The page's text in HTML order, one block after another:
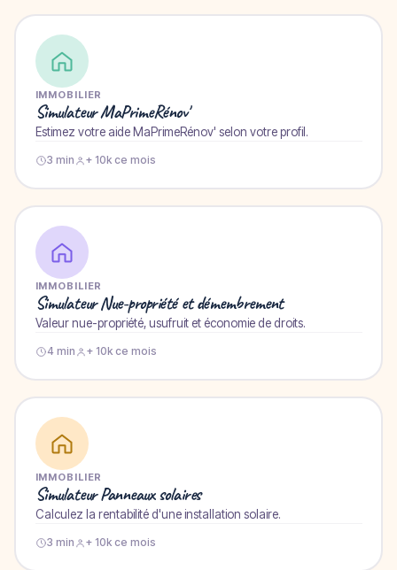
IMMOBILIER
Simulateur MaPrimeRénov'
Estimez votre aide MaPrimeRénov' selon votre profil.
3 min + 10k ce mois
IMMOBILIER
Simulateur Nue-propriété et démembrement
Valeur nue-propriété, usufruit et économie de droits.
4 min + 10k ce mois
IMMOBILIER
Simulateur Panneaux solaires
Calculez la rentabilité d'une installation solaire.
3 min + 10k ce mois